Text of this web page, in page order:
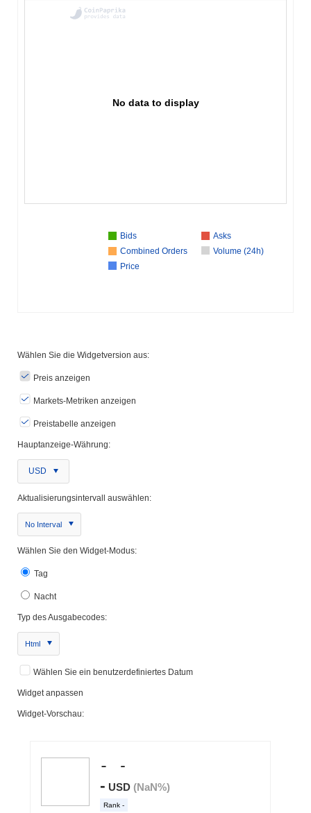
No data to display
Bids
Asks
Combined Orders
Volume (24h)
Price
Wählen Sie die Widgetversion aus:
Preis anzeigen
Markets-Metriken anzeigen
Preistabelle anzeigen
Hauptanzeige-Währung:
USD
Aktualisierungsintervall auswählen:
No Interval
Wählen Sie den Widget-Modus:
Tag
Nacht
Typ des Ausgabecodes:
Html
Wählen Sie ein benutzerdefiniertes Datum
Widget anpassen
Widget-Vorschau: